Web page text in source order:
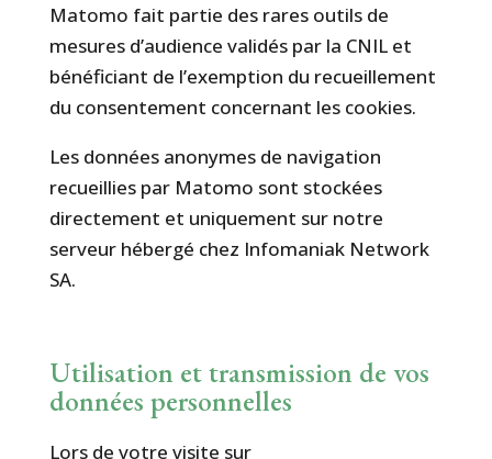
Matomo fait partie des rares outils de
mesures d’audience validés par la CNIL et
bénéficiant de l’exemption du recueillement
du consentement concernant les cookies.
Les données anonymes de navigation
recueillies par Matomo sont stockées
directement et uniquement sur notre
serveur hébergé chez Infomaniak Network
SA.
Utilisation et transmission de vos
données personnelles
Lors de votre visite sur